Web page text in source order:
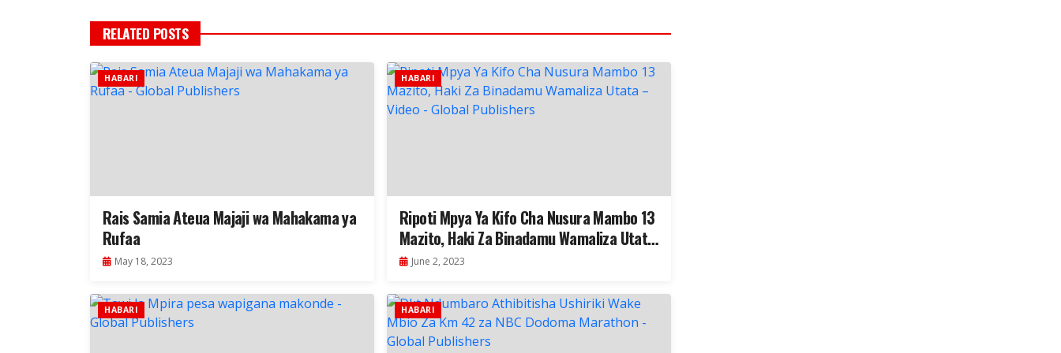
RELATED POSTS
HABARI
Rais Samia Ateua Majaji wa Mahakama ya
Rufaa
May 18, 2023
HABARI
Ripoti Mpya Ya Kifo Cha Nusura Mambo 13
Mazito, Haki Za Binadamu Wamaliza Utata
– Video
June 2, 2023
HABARI HABARI